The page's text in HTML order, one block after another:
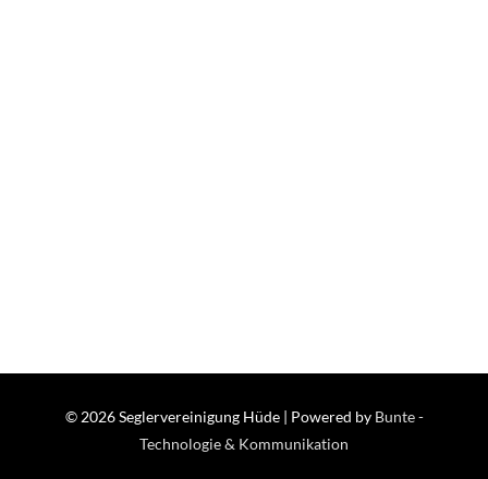
© 2026Seglervereinigung Hüde| Powered by Bunte -
Technologie & Kommunikation